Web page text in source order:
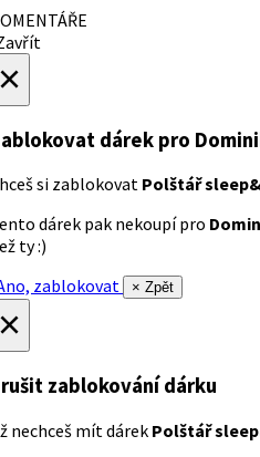
dárek pro
si zablokovat Polštář
dárek pak nekoupí pro
ty :)
zablokovat
× Zpět
zablokování dárku
nechceš mít dárek Polštář